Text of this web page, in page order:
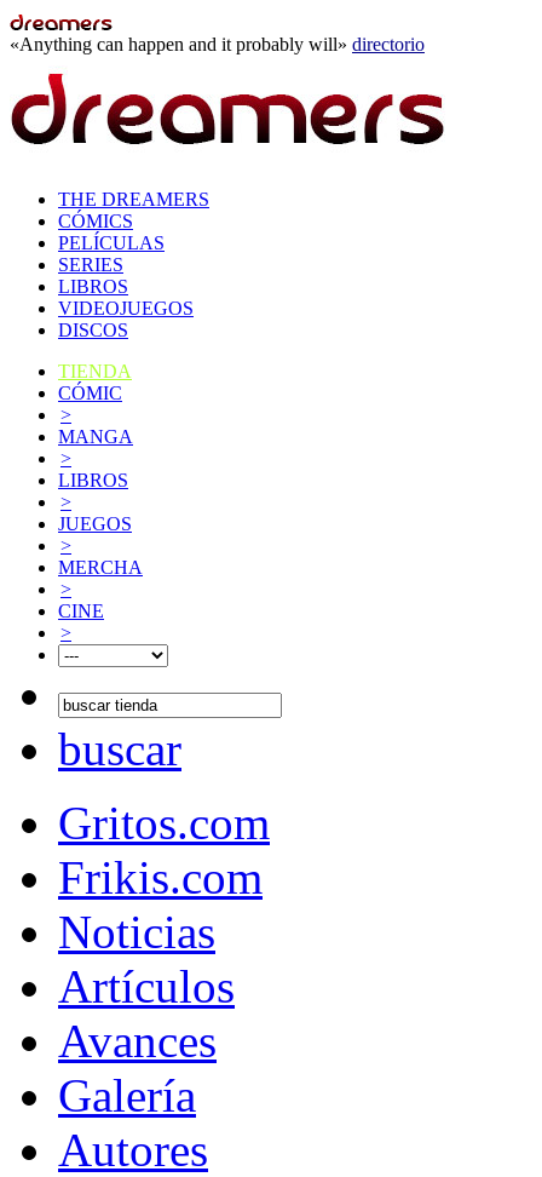
«Anything can happen and it probably will» directorio
THE DREAMERS
CÓMICS
PELÍCULAS
SERIES
LIBROS
VIDEOJUEGOS
DISCOS
TIENDA
CÓMIC
>
MANGA
>
LIBROS
>
JUEGOS
>
MERCHA
>
CINE
>
buscar
Gritos.com
Frikis.com
Noticias
Artículos
Avances
Galería
Autores